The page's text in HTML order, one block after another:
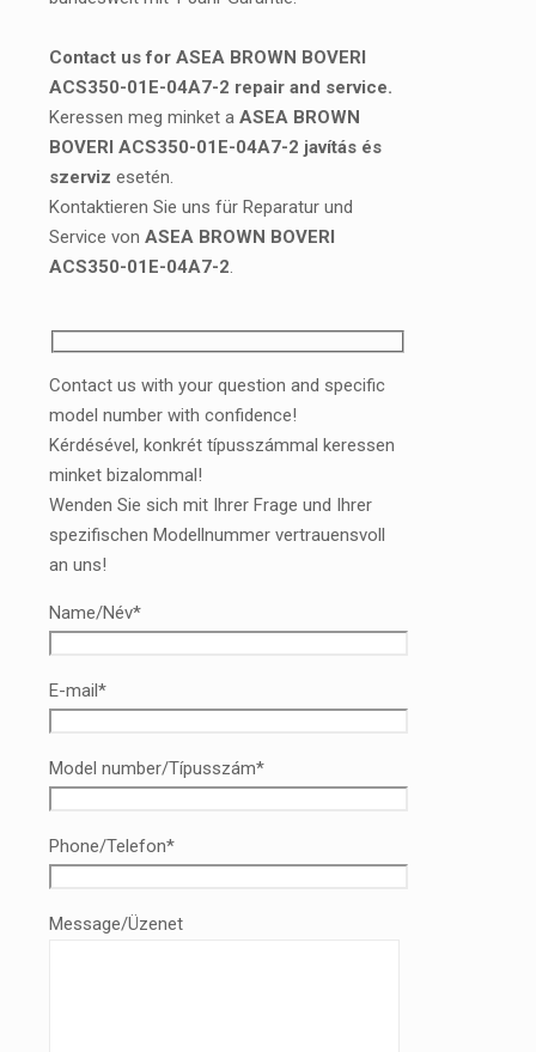
Contact us for ASEA BROWN BOVERI
ACS350-01E-04A7-2 repair and service.
Keressen meg minket a ASEA BROWN
BOVERI ACS350-01E-04A7-2 javítás és
szerviz esetén.
Kontaktieren Sie uns für Reparatur und
Service von ASEA BROWN BOVERI
ACS350-01E-04A7-2.
Contact us with your question and specific
model number with confidence!
Kérdésével, konkrét típusszámmal keressen
minket bizalommal!
Wenden Sie sich mit Ihrer Frage und Ihrer
spezifischen Modellnummer vertrauensvoll
an uns!
Name/Név*
E-mail*
Model number/Típusszám*
Phone/Telefon*
Message/Üzenet